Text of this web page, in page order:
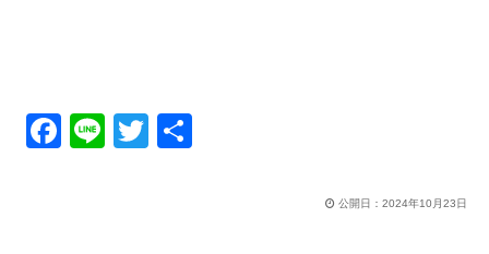
F
Li
T
公開日： 2024年10月23日